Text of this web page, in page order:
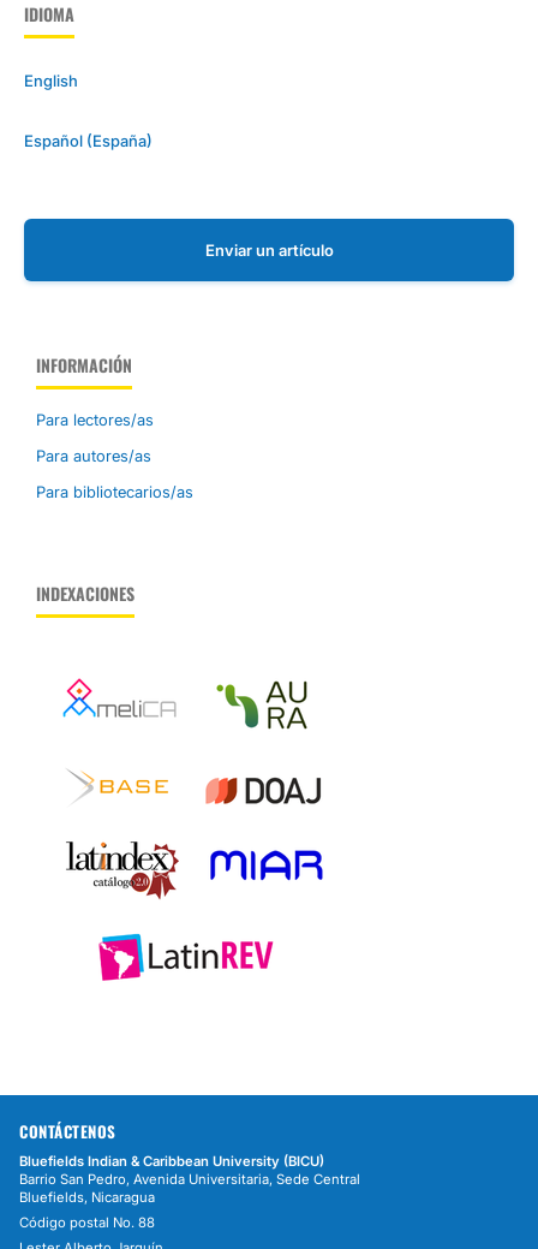
IDIOMA
English
Español (España)
Enviar un artículo
INFORMACIÓN
Para lectores/as
Para autores/as
Para bibliotecarios/as
INDEXACIONES
CONTÁCTENOS
Bluefields Indian & Caribbean University (BICU)
Barrio San Pedro, Avenida Universitaria, Sede Central
Bluefields, Nicaragua
Código postal No. 88